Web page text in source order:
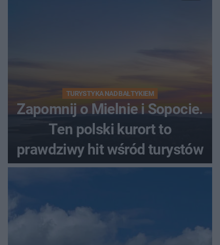
TURYSTYKA NAD BAŁTYKIEM
Zapomnij o Mielnie i Sopocie.
Ten polski kurort to
prawdziwy hit wśród turystów